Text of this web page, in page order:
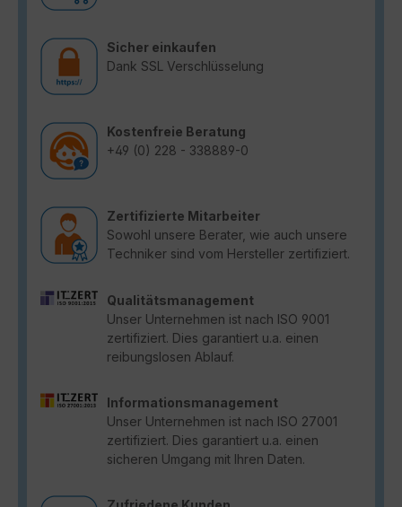
Sicher einkaufen
Dank SSL Verschlüsselung
Kostenfreie Beratung
+49 (0) 228 - 338889-0
Zertifizierte Mitarbeiter
Sowohl unsere Berater, wie auch unsere
Techniker sind vom Hersteller zertifiziert.
Qualitätsmanagement
Unser Unternehmen ist nach ISO 9001
zertifiziert. Dies garantiert u.a. einen
reibungslosen Ablauf.
Informationsmanagement
Unser Unternehmen ist nach ISO 27001
zertifiziert. Dies garantiert u.a. einen
sicheren Umgang mit Ihren Daten.